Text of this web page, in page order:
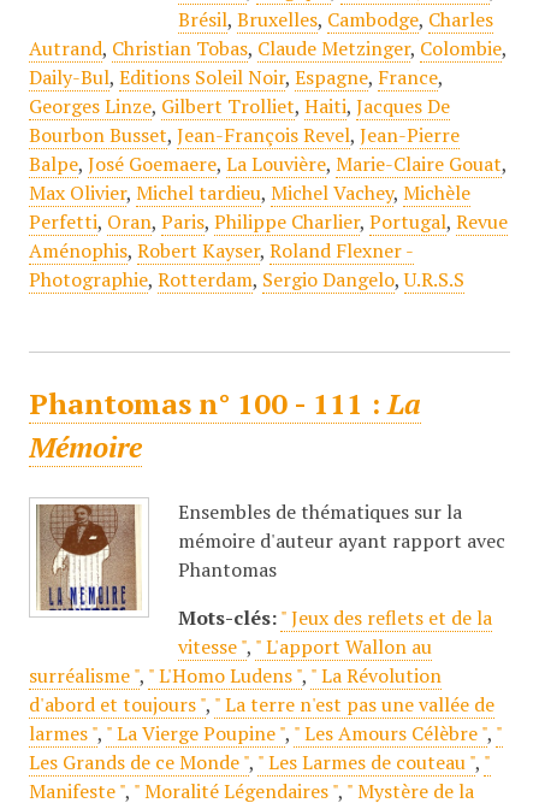
Brésil, Bruxelles, Cambodge, Charles
Autrand, Christian Tobas, Claude Metzinger, Colombie,
Daily-Bul, Editions Soleil Noir, Espagne, France,
Georges Linze, Gilbert Trolliet, Haiti, Jacques De
Bourbon Busset, Jean-François Revel, Jean-Pierre
Balpe, José Goemaere, La Louvière, Marie-Claire Gouat,
Max Olivier, Michel tardieu, Michel Vachey, Michèle
Perfetti, Oran, Paris, Philippe Charlier, Portugal, Revue
Aménophis, Robert Kayser, Roland Flexner -
Photographie, Rotterdam, Sergio Dangelo,U.R.S.S
Phantomas n° 100 - 111 :La
Mémoire
Ensembles de thématiques sur la
mémoire d'auteur ayant rapport avec
Phantomas
Mots-clés: " Jeux des reflets et de la
vitesse ", " L'apport Wallon au
surréalisme ", " L'Homo Ludens ", " La Révolution
d'abord et toujours ", " La terre n'est pas une vallée de
larmes ", " La Vierge Poupine ", " Les Amours Célèbre ", "
Les Grands de ce Monde ", " Les Larmes de couteau ", "
Manifeste ", " Moralité Légendaires ", " Mystère de la